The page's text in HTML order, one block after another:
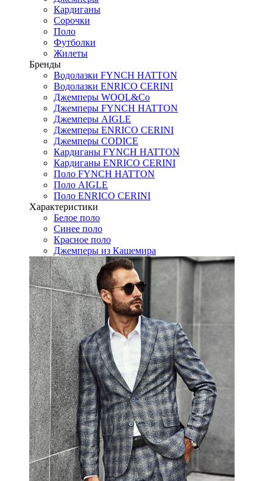
Кардиганы
Сорочки
Поло
Футболки
Жилеты
Бренды
Водолазки FYNCH HATTON
Водолазки ENRICO CERINI
Джемперы WOOL&Co
Джемперы FYNCH HATTON
Джемперы AIGLE
Джемперы ENRICO CERINI
Джемперы CODICE
Кардиганы FYNCH HATTON
Кардиганы ENRICO CERINI
Поло FYNCH HATTON
Поло AIGLE
Поло ENRICO CERINI
Характеристики
Белое поло
Синее поло
Красное поло
Джемперы из Кашемира